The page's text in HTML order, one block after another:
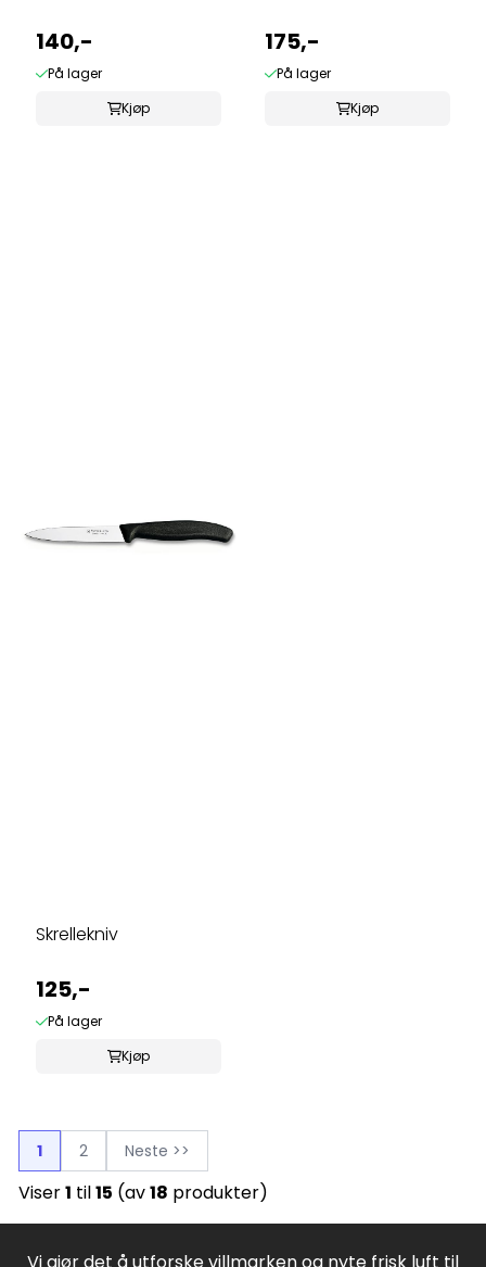
140,-
På lager
Kjøp
175,-
På lager
Kjøp
Skrellekniv
125,-
På lager
Kjøp
1 2 Neste >>
Viser1 til15 (av18 produkter)
Vi gjør det å utforske villmarken og nyte frisk luft til